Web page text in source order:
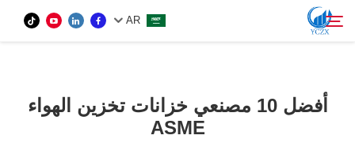
AR
المنتج
بحث
أفضل 10 مصنعي خزانات تخزين الهواء
ASME